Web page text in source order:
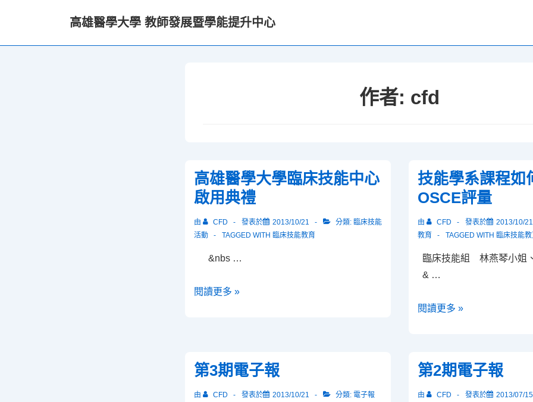
高雄醫學大學 教師發展暨學能提升中心
作者: cfd
高雄醫學大學臨床技能中心
啟用典禮
由 CFD 發表於 2013/10/21 分類: 臨床技能
活動
TAGGED WITH 臨床技能教育
&nbs …
高
學
臨
閱讀更多 »
技能學系課程如
OSCE評量
由 CFD 發表於
2013/10/21
教育
TAGGED WITH 臨床技能
臨床技能組 林燕琴小姐
& …
技
課
程
閱讀更多 »
第3期電子報
由 CFD 發表於 2013/10/21 分類: 電子報
第2期電子報
由 CFD 發表於
2013/07/15